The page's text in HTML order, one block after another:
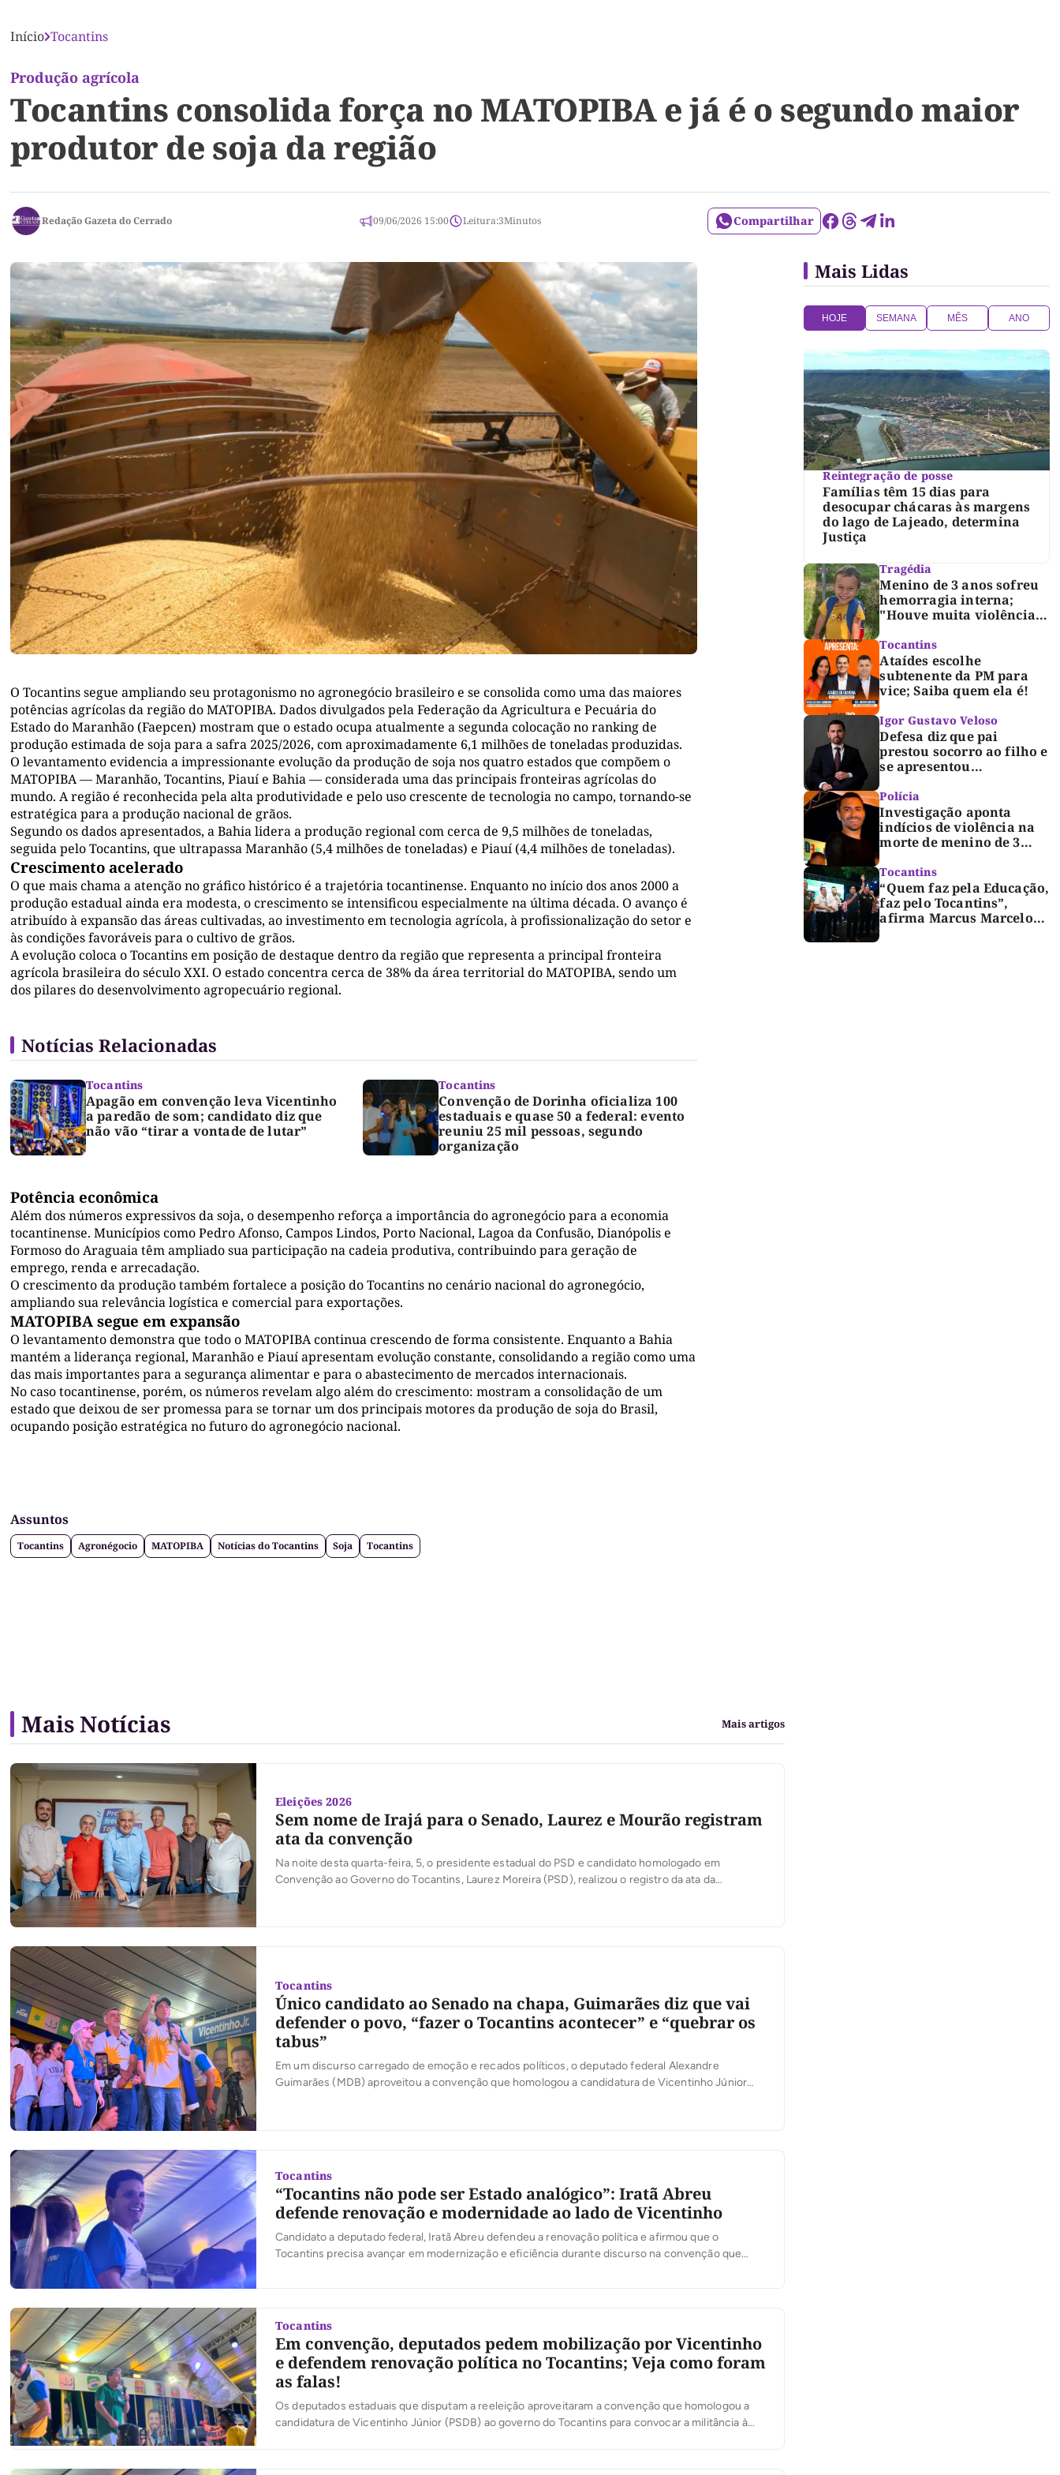
Início Tocantins
Produção agrícola
Tocantins consolida força no MATOPIBA e já é o segundo maior
produtor de soja da região
Redação Gazeta do Cerrado 09/06/2026 15:00 Leitura:3Minutos Compartilhar
O Tocantins segue ampliando seu protagonismo no agronegócio brasileiro e se consolida como uma das maiores
potências agrícolas da região do MATOPIBA. Dados divulgados pela Federação da Agricultura e Pecuária do
Estado do Maranhão (Faepcen) mostram que o estado ocupa atualmente a segunda colocação no ranking de
produção estimada de soja para a safra 2025/2026, com aproximadamente 6,1 milhões de toneladas produzidas.
O levantamento evidencia a impressionante evolução da produção de soja nos quatro estados que compõem o
MATOPIBA — Maranhão, Tocantins, Piauí e Bahia — considerada uma das principais fronteiras agrícolas do
mundo. A região é reconhecida pela alta produtividade e pelo uso crescente de tecnologia no campo, tornando-se
estratégica para a produção nacional de grãos.
Segundo os dados apresentados, a Bahia lidera a produção regional com cerca de 9,5 milhões de toneladas,
seguida pelo Tocantins, que ultrapassa Maranhão (5,4 milhões de toneladas) e Piauí (4,4 milhões de toneladas).
Crescimento acelerado
O que mais chama a atenção no gráfico histórico é a trajetória tocantinense. Enquanto no início dos anos 2000 a
produção estadual ainda era modesta, o crescimento se intensificou especialmente na última década. O avanço é
atribuído à expansão das áreas cultivadas, ao investimento em tecnologia agrícola, à profissionalização do setor e
às condições favoráveis para o cultivo de grãos.
A evolução coloca o Tocantins em posição de destaque dentro da região que representa a principal fronteira
agrícola brasileira do século XXI. O estado concentra cerca de 38% da área territorial do MATOPIBA, sendo um
dos pilares do desenvolvimento agropecuário regional.
Notícias Relacionadas
Tocantins
Apagão em convenção leva Vicentinho
a paredão de som; candidato diz que
não vão “tirar a vontade de lutar”
Tocantins
Convenção de Dorinha oficializa 100
estaduais e quase 50 a federal: evento
reuniu 25 mil pessoas, segundo
organização
Potência econômica
Além dos números expressivos da soja, o desempenho reforça a importância do agronegócio para a economia
tocantinense. Municípios como Pedro Afonso, Campos Lindos, Porto Nacional, Lagoa da Confusão, Dianópolis e
Formoso do Araguaia têm ampliado sua participação na cadeia produtiva, contribuindo para geração de
emprego, renda e arrecadação.
O crescimento da produção também fortalece a posição do Tocantins no cenário nacional do agronegócio,
ampliando sua relevância logística e comercial para exportações.
MATOPIBA segue em expansão
O levantamento demonstra que todo o MATOPIBA continua crescendo de forma consistente. Enquanto a Bahia
mantém a liderança regional, Maranhão e Piauí apresentam evolução constante, consolidando a região como uma
das mais importantes para a segurança alimentar e para o abastecimento de mercados internacionais.
No caso tocantinense, porém, os números revelam algo além do crescimento: mostram a consolidação de um
estado que deixou de ser promessa para se tornar um dos principais motores da produção de soja do Brasil,
ocupando posição estratégica no futuro do agronegócio nacional.
Assuntos
Tocantins Agronégocio MATOPIBA Notícias do Tocantins Soja Tocantins
Mais Lidas
HOJE SEMANA MÊS ANO
Reintegração de posse
Famílias têm 15 dias para
desocupar chácaras às margens
do lago de Lajeado, determina
Justiça
Tragédia
Menino de 3 anos sofreu
hemorragia interna;
"Houve muita violência",
Tocantins
Ataídes escolhe
subtenente da PM para
vice; Saiba quem ela é!
Igor Gustavo Veloso
Defesa diz que pai
prestou socorro ao filho e
se apresentou
polícia após morte de
criança de 3 anos
Polícia
Investigação aponta
indícios de violência na
morte de menino de 3
Tocantins
“Quem faz pela Educação,
faz pelo Tocantins”,
afirma Marcus Marcelo
Mais Notícias Mais artigos
Eleições 2026
Sem nome de Irajá para o Senado, Laurez e Mourão registram
ata da convenção
Na noite desta quarta-feira, 5, o presidente estadual do PSD e candidato homologado em
Convenção ao Governo do Tocantins, Laurez Moreira (PSD), realizou o registro da ata da
Tocantins
Único candidato ao Senado na chapa, Guimarães diz que vai
defender o povo, “fazer o Tocantins acontecer” e “quebrar os
tabus”
Em um discurso carregado de emoção e recados políticos, o deputado federal Alexandre
Guimarães (MDB) aproveitou a convenção que homologou a candidatura de Vicentinho Júnior
Tocantins
“Tocantins não pode ser Estado analógico”: Iratã Abreu
defende renovação e modernidade ao lado de Vicentinho
Candidato a deputado federal, Iratã Abreu defendeu a renovação política e afirmou que o
Tocantins precisa avançar em modernização e eficiência durante discurso na convenção que
Tocantins
Em convenção, deputados pedem mobilização por Vicentinho
e defendem renovação política no Tocantins; Veja como foram
as falas!
Os deputados estaduais que disputam a reeleição aproveitaram a convenção que homologou a
candidatura de Vicentinho Júnior (PSDB) ao governo do Tocantins para convocar a militância à